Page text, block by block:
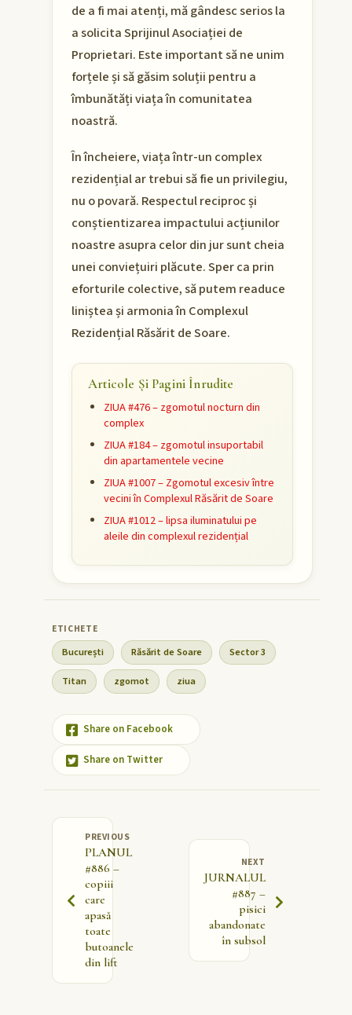
de a fi mai atenți, mă gândesc serios la
a solicita Sprijinul Asociației de
Proprietari. Este important să ne unim
forțele și să găsim soluții pentru a
îmbunătăți viața în comunitatea
noastră.
În încheiere, viața într-un complex
rezidențial ar trebui să fie un privilegiu,
nu o povară. Respectul reciproc și
conștientizarea impactului acțiunilor
noastre asupra celor din jur sunt cheia
unei conviețuiri plăcute. Sper ca prin
eforturile colective, să putem readuce
liniștea și armonia în Complexul
Rezidențial Răsărit de Soare.
Articole Și Pagini Înrudite
ZIUA #476 – zgomotul nocturn din
complex
ZIUA #184 – zgomotul insuportabil
din apartamentele vecine
ZIUA #1007 – Zgomotul excesiv între
vecini în Complexul Răsărit de Soare
ZIUA #1012 – lipsa iluminatului pe
aleile din complexul rezidențial
București Răsărit de Soare Sector 3
Titan zgomot ziua
Share on Facebook
Share on Twitter
PREVIOUS
PLANUL
#886 –
copiii
care
apasă
toate
butoanele
din lift
NEXT
JURNALUL
#887 –
pisici
abandonate
în subsol